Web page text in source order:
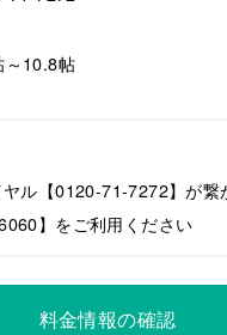
～10.8帖
ル【0120-71-7272】が繋
】をご利用ください
料金情報の確認